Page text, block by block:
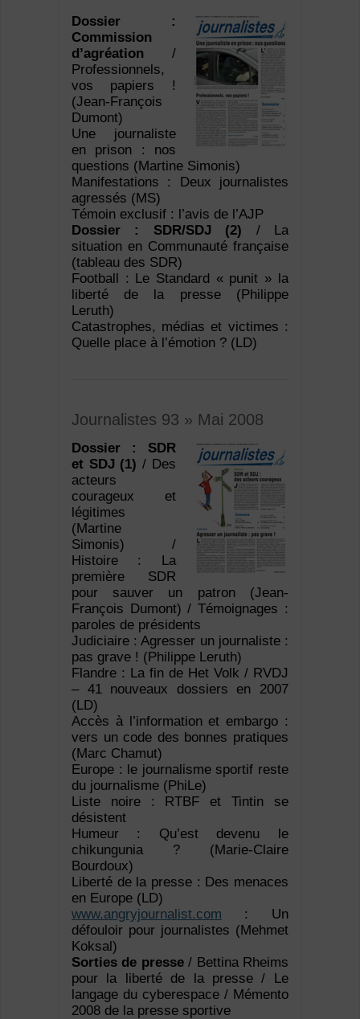
Dossier :
Commission
d’agréation/
Professionnels,
vos papiers !
(Jean-François
Dumont)
Une journaliste
en prison : nos
questions (Martine Simonis)
Manifestations : Deux journalistes
agressés (MS)
Témoin exclusif : l’avis de l’AJP
Dossier : SDR/SDJ (2) / La
situation en Communauté française
(tableau des SDR)
Football : Le Standard « punit » la
liberté de la presse (Philippe
Leruth)
Catastrophes, médias et victimes :
Quelle place à l’émotion ? (LD)
Journalistes 93 » Mai 2008
Dossier : SDR
et SDJ (1) / Des
acteurs
courageux et
légitimes
(Martine
Simonis) /
Histoire : La
première SDR
pour sauver un patron (Jean-
François Dumont) / Témoignages :
paroles de présidents
Judiciaire : Agresser un journaliste :
pas grave ! (Philippe Leruth)
Flandre : La fin de Het Volk / RVDJ
– 41 nouveaux dossiers en 2007
(LD)
Accès à l’information et embargo :
vers un code des bonnes pratiques
(Marc Chamut)
Europe : le journalisme sportif reste
du journalisme (PhiLe)
Liste noire : RTBF et Tintin se
désistent
Humeur : Qu’est devenu le
chikungunia ? (Marie-Claire
Bourdoux)
Liberté de la presse : Des menaces
en Europe (LD)
www.angryjournalist.com : Un
défouloir pour journalistes (Mehmet
Koksal)
Sorties de presse/ Bettina Rheims
pour la liberté de la presse / Le
langage du cyberespace / Mémento
2008 de la presse sportive